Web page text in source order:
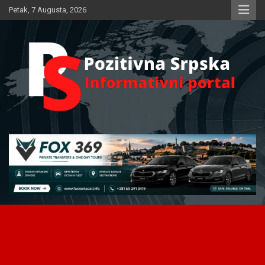
Skip
to
Petak, 7 Augusta, 2026
Pozitivna Srpska